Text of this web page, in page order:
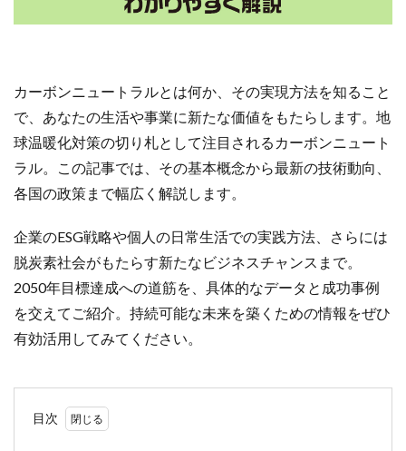
カーボンニュートラルとは何か、その実現方法を知ること
で、あなたの生活や事業に新たな価値をもたらします。地
球温暖化対策の切り札として注目されるカーボンニュート
ラル。この記事では、その基本概念から最新の技術動向、
各国の政策まで幅広く解説します。
企業のESG戦略や個人の日常生活での実践方法、さらには
脱炭素社会がもたらす新たなビジネスチャンスまで。
2050年目標達成への道筋を、具体的なデータと成功事例
を交えてご紹介。持続可能な未来を築くための情報をぜひ
有効活用してみてください。
目次